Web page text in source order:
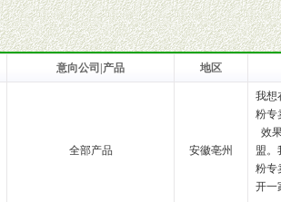
。
提供包括销售、营养、售后服务等各项专业培
宣传物料、多样化的促销物品、礼品等。
意向公司|产品 地区
全部产品 安徽亳州
我想
粉专
效
盟。
粉专
开一